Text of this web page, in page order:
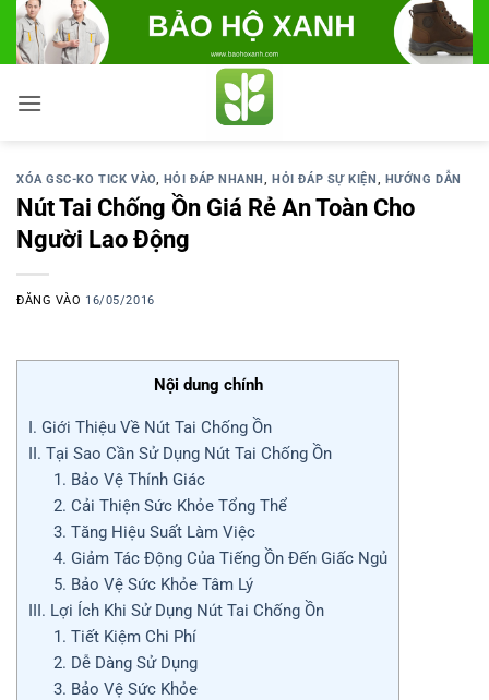
Bỏ
qua
nội
dung
XÓA GSC-KO TICK VÀO, HỎI ĐÁP NHANH, HỎI ĐÁP SỰ KIỆN , HƯỚNG DẪN
Nút Tai Chống Ồn Giá Rẻ An Toàn Cho
Người Lao Động
ĐĂNG VÀO 16/05/2016
Nội dung chính
I. Giới Thiệu Về Nút Tai Chống Ồn
II. Tại Sao Cần Sử Dụng Nút Tai Chống Ồn
1. Bảo Vệ Thính Giác
2. Cải Thiện Sức Khỏe Tổng Thể
3. Tăng Hiệu Suất Làm Việc
4. Giảm Tác Động Của Tiếng Ồn Đến Giấc Ngủ
5. Bảo Vệ Sức Khỏe Tâm Lý
III. Lợi Ích Khi Sử Dụng Nút Tai Chống Ồn
1. Tiết Kiệm Chi Phí
2. Dễ Dàng Sử Dụng
3. Bảo Vệ Sức Khỏe